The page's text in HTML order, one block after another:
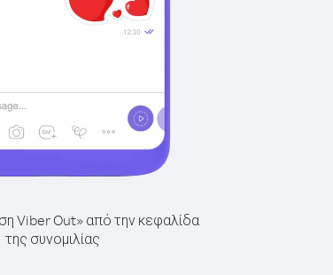
Viber Out» από την κεφαλίδα
της συνομιλίας